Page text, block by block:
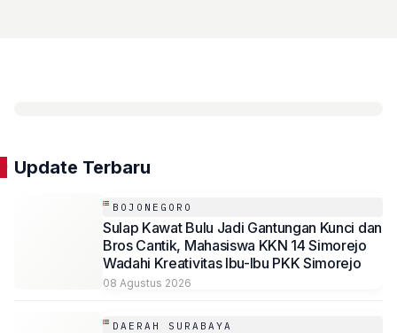
Update Terbaru
BOJONEGORO
Sulap Kawat Bulu Jadi Gantungan Kunci dan
Bros Cantik, Mahasiswa KKN 14 Simorejo
Wadahi Kreativitas Ibu-Ibu PKK Simorejo
08 Agustus 2026
DAERAH SURABAYA